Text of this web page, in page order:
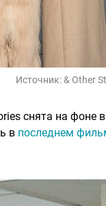
Источник:& Other
снята на фоне
в последнем